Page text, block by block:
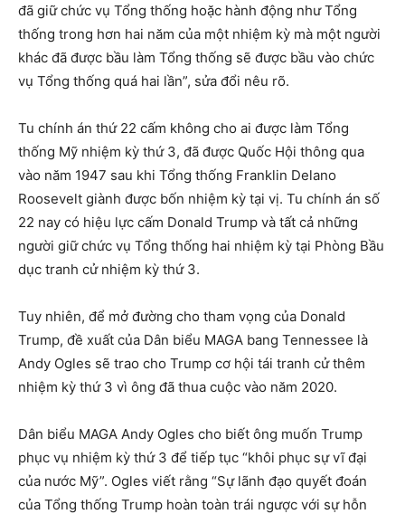
đã giữ chức vụ Tổng thống hoặc hành động như Tổng
thống trong hơn hai năm của một nhiệm kỳ mà một người
khác đã được bầu làm Tổng thống sẽ được bầu vào chức
vụ Tổng thống quá hai lần”, sửa đổi nêu rõ.
Tu chính án thứ 22 cấm không cho ai được làm Tổng
thống Mỹ nhiệm kỳ thứ 3, đã được Quốc Hội thông qua
vào năm 1947 sau khi Tổng thống Franklin Delano
Roosevelt giành được bốn nhiệm kỳ tại vị. Tu chính án số
22 nay có hiệu lực cấm Donald Trump và tất cả những
người giữ chức vụ Tổng thống hai nhiệm kỳ tại Phòng Bầu
dục tranh cử nhiệm kỳ thứ 3.
Tuy nhiên, để mở đường cho tham vọng của Donald
Trump, đề xuất của Dân biểu MAGA bang Tennessee là
Andy Ogles sẽ trao cho Trump cơ hội tái tranh cử thêm
nhiệm kỳ thứ 3 vì ông đã thua cuộc vào năm 2020.
Dân biểu MAGA Andy Ogles cho biết ông muốn Trump
phục vụ nhiệm kỳ thứ 3 để tiếp tục “khôi phục sự vĩ đại
của nước Mỹ”. Ogles viết rằng “Sự lãnh đạo quyết đoán
của Tổng thống Trump hoàn toàn trái ngược với sự hỗn